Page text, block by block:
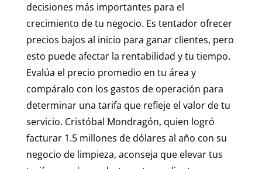
decisiones más importantes para el
crecimiento de tu negocio. Es tentador ofrecer
precios bajos al inicio para ganar clientes, pero
esto puede afectar la rentabilidad y tu tiempo.
Evalúa el precio promedio en tu área y
compáralo con los gastos de operación para
determinar una tarifa que refleje el valor de tu
servicio. Cristóbal Mondragón, quien logró
facturar 1.5 millones de dólares al año con su
negocio de limpieza, aconseja que elevar tus